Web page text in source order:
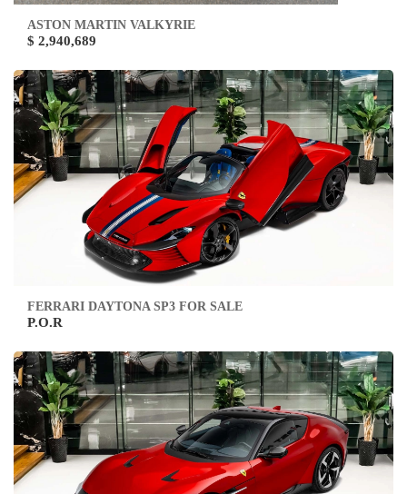
ASTON MARTIN VALKYRIE
$ 2,940,689
FERRARI DAYTONA SP3 FOR SALE
P.O.R